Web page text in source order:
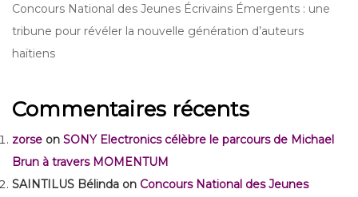
Concours National des Jeunes Écrivains Émergents : une
tribune pour révéler la nouvelle génération d’auteurs
haïtiens
Commentaires récents
zorse on SONY Electronics célèbre le parcours de Michael
Brun à travers MOMENTUM
SAINTILUS Bélinda on Concours National des Jeunes